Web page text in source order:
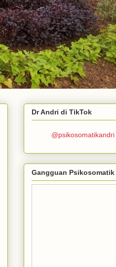
Dr Andri di TikTok
@psikosomatikandri
Gangguan Psikosomatik